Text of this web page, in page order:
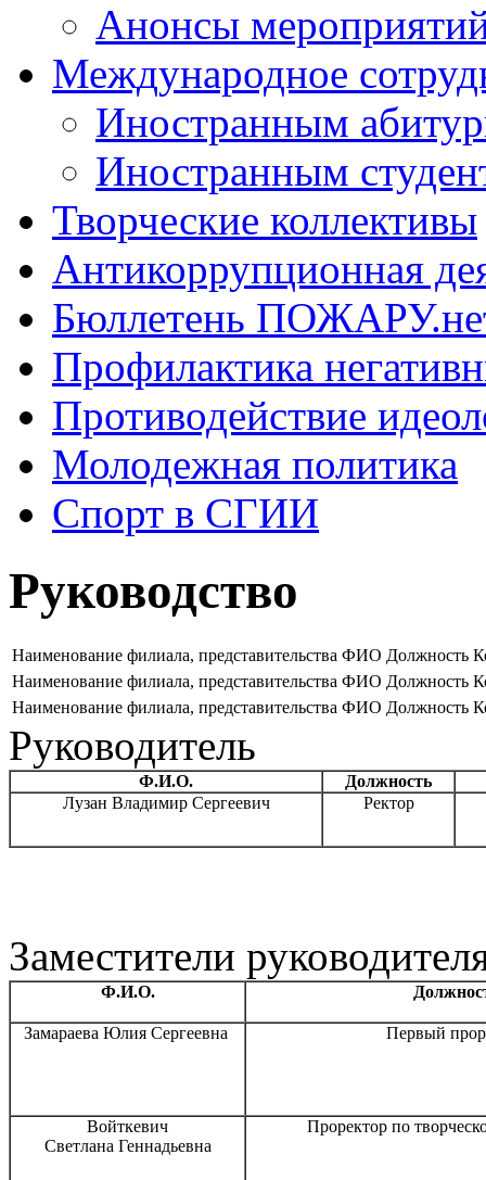
Анонсы
Международное
Иностранным
Иностранным
Творческие коллективы
Антикоррупционная
Бюллетень
Профилактика
Противодействие
Молодежная политика
Спорт в СГИИ
Руководство
Наименование филиала, представительства ФИО Должность
Наименование филиала, представительства ФИО Должность
Наименование филиала, представительства ФИО Должность
Руководитель
Ф.И.О.
Должность
Лузан Владимир Сергеевич
Ректор
Заместители
Ф.И.О.
Замараева Юлия Сергеевна Первый
Войткевич
Светлана Геннадьевна
Проректор по